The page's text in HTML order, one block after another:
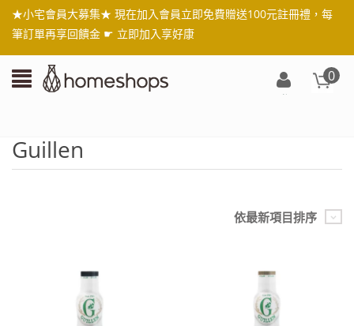
★小宅會員大募集★ 現在加入會員立即免費贈送100元註冊禮，每
筆訂單再享回饋金 ☛ 立即加入享好康
0
Guillen
依最新項目排序